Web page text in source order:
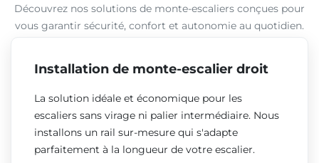
Découvrez nos solutions de monte-escaliers conçues pour
vous garantir sécurité, confort et autonomie au quotidien.
Installation de monte-escalier droit
La solution idéale et économique pour les
escaliers sans virage ni palier intermédiaire. Nous
installons un rail sur-mesure qui s'adapte
parfaitement à la longueur de votre escalier.